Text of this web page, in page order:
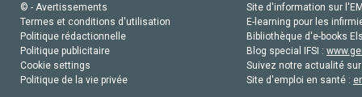
© - Avertissements
Termes et conditions d'utilisation
Politique rédactionnelle
Politique publicitaire
Cookie settings
Politique de la vie privée
Site d'information sur
E-learning pour les
Bibliothèque d'e-books
Blog special IFSI :
Suivez notre actualité
Site d'emploi en santé :